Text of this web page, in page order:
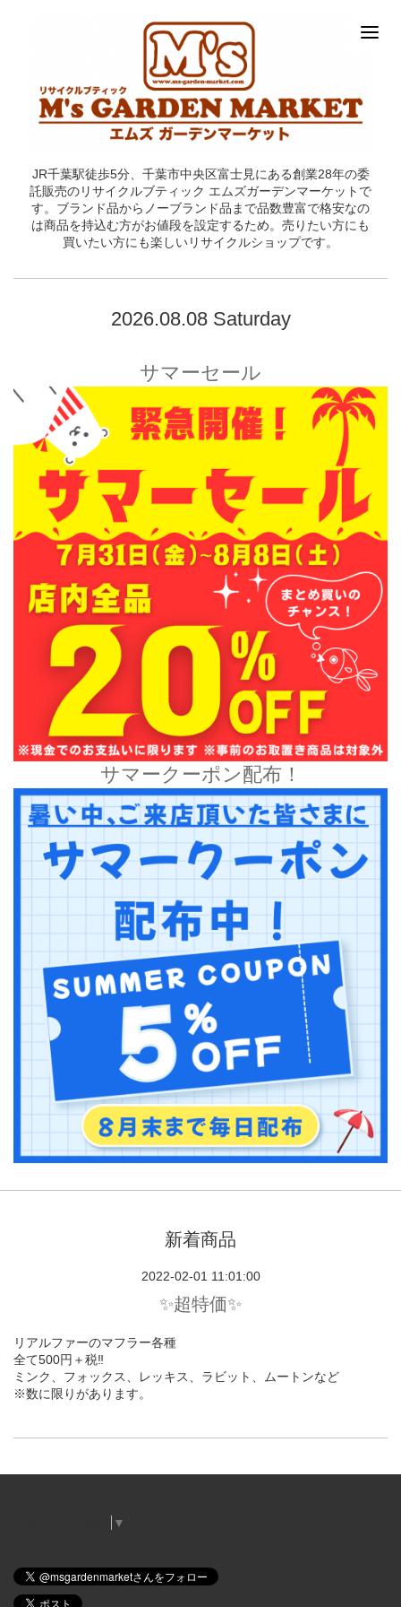
JR千葉駅徒歩5分、千葉市中央区富士見にある創業28年の委
託販売のリサイクルブティック エムズガーデンマーケットで
す。ブランド品からノーブランド品まで品数豊富で格安なの
は商品を持込む方がお値段を設定するため。売りたい方にも
買いたい方にも楽しいリサイクルショップです。
2026.08.08 Saturday
サマーセール
サマークーポン配布！
新着商品
2022-02-01 11:01:00
✨超特価✨
リアルファーのマフラー各種
全て500円＋税‼️
ミンク、フォックス、レッキス、ラビット、ムートンなど
※数に限りがあります。
▼